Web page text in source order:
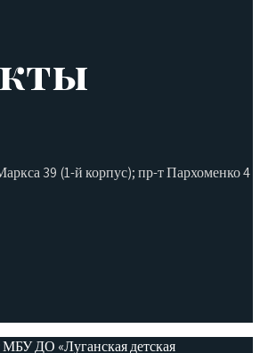
39 (1-й корпус); пр-т Пархоменко 4
ДО «Луганская детская